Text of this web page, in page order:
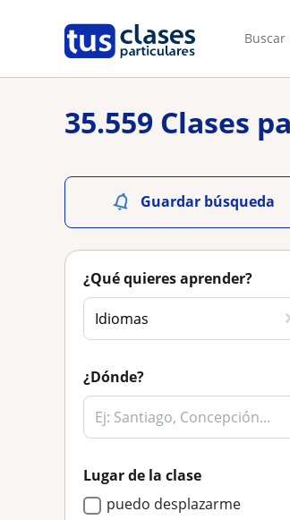
Buscar
35.559 Clases
Guardar búsqueda
¿Qué quieres aprender?
¿Dónde?
Lugar de la clase
puedo desplazarme